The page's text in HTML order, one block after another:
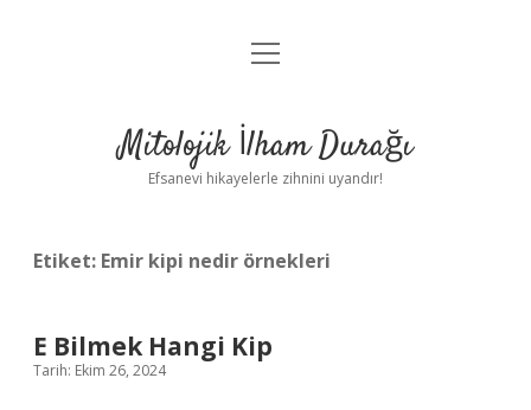
Anasayfa
Yasal Uyarı
menüyü
Mitolojik İlham Durağı
Efsanevi hikayelerle zihnini uyandır!
Etiket: Emir kipi nedir örnekleri
E Bilmek Hangi Kip
Tarih: Ekim 26, 2024